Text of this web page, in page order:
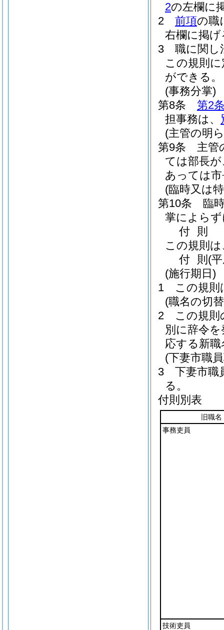
2の左欄に
2
前項の職
右欄に掲
3
職に関し
この規則
ができる。
(事務分掌)
第8条
第2
担事務は、
(主管の明
第9条
主管
ては部長
あっては
(臨時又は
第10条
臨
掌によら
付 則
この規則
付 則 (
(施行期日)
1
この規則
(職名の切
2
この規則
別に辞令
応する新
(下妻市職
3
下妻市職
る。
付則別表
旧職名
事務吏員
技術吏員